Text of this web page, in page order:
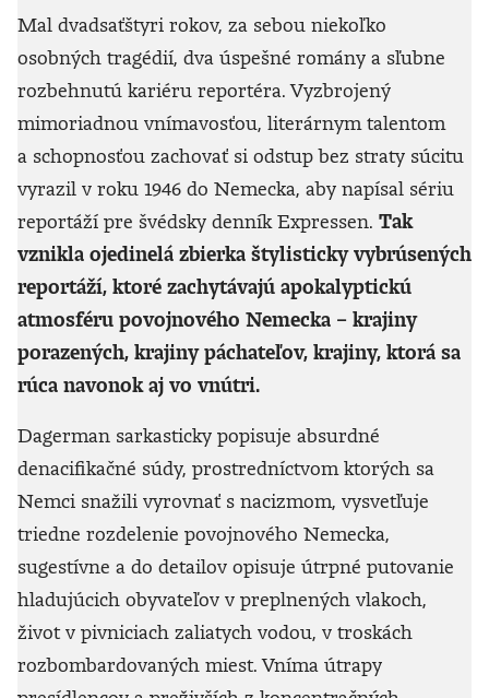
Mal dvadsaťštyri rokov, za sebou niekoľko
osobných tragédií, dva úspešné romány a sľubne
rozbehnutú kariéru reportéra. Vyzbrojený
mimoriadnou vnímavosťou, literárnym talentom
a schopnosťou zachovať si odstup bez straty súcitu
vyrazil v roku 1946 do Nemecka, aby napísal sériu
reportáží pre švédsky denník Expressen. Tak
vznikla ojedinelá zbierka štylisticky vybrúsených
reportáží, ktoré zachytávajú apokalyptickú
atmosféru povojnového Nemecka – krajiny
porazených, krajiny páchateľov, krajiny, ktorá sa
rúca navonok aj vo vnútri.
Dagerman sarkasticky popisuje absurdné
denacifikačné súdy, prostredníctvom ktorých sa
Nemci snažili vyrovnať s nacizmom, vysvetľuje
triedne rozdelenie povojnového Nemecka,
sugestívne a do detailov opisuje útrpné putovanie
hladujúcich obyvateľov v preplnených vlakoch,
život v pivniciach zaliatych vodou, v troskách
rozbombardovaných miest. Vníma útrapy